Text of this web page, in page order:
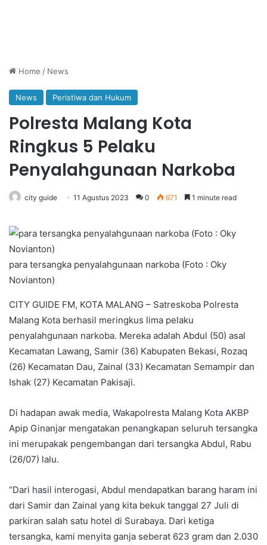
Home / News
News Peristiwa dan Hukum
Polresta Malang Kota
Ringkus 5 Pelaku
Penyalahgunaan Narkoba
city guide 11 Agustus 2023 0 671 1 minute read
para tersangka penyalahgunaan narkoba (Foto : Oky
Novianton)
CITY GUIDE FM, KOTA MALANG – Satreskoba Polresta
Malang Kota berhasil meringkus lima pelaku
penyalahgunaan narkoba. Mereka adalah Abdul (50) asal
Kecamatan Lawang, Samir (36) Kabupaten Bekasi, Rozaq
(26) Kecamatan Dau, Zainal (33) Kecamatan Semampir dan
Ishak (27) Kecamatan Pakisaji.
Di hadapan awak media, Wakapolresta Malang Kota AKBP
Apip Ginanjar mengatakan penangkapan seluruh tersangka
ini merupakak pengembangan dari tersangka Abdul, Rabu
(26/07) lalu.
“Dari hasil interogasi, Abdul mendapatkan barang haram ini
dari Samir dan Zainal yang kita bekuk tanggal 27 Juli di
parkiran salah satu hotel di Surabaya. Dari ketiga
tersangka, kami menyita ganja seberat 623 gram dan 2.030